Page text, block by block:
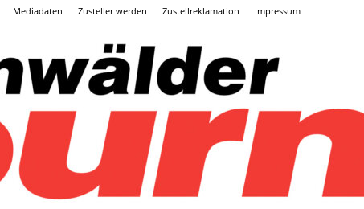
Mediadaten Zusteller werden Zustellreklamation Impressum